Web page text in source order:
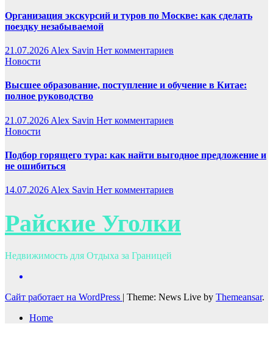
Организация экскурсий и туров по Москве: как сделать
поездку незабываемой
21.07.2026 Alex Savin Нет комментариев
Новости
Высшее образование, поступление и обучение в Китае:
полное руководство
21.07.2026 Alex Savin Нет комментариев
Новости
Подбор горящего тура: как найти выгодное предложение и
не ошибиться
14.07.2026 Alex Savin Нет комментариев
Райские Уголки
Недвижимость для Отдыха за Границей
Сайт работает на WordPress | Theme: News Live by Themeansar.
Home